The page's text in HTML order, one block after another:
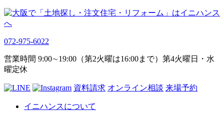
072-975-6022
営業時間 9:00∼19:00（第2火曜は16:00まで）第4火曜日・水
曜定休
資料請求 オンライン相談 来場予約
イニハンスについて